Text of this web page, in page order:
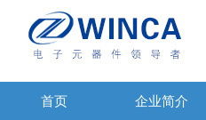
首页 企业简介